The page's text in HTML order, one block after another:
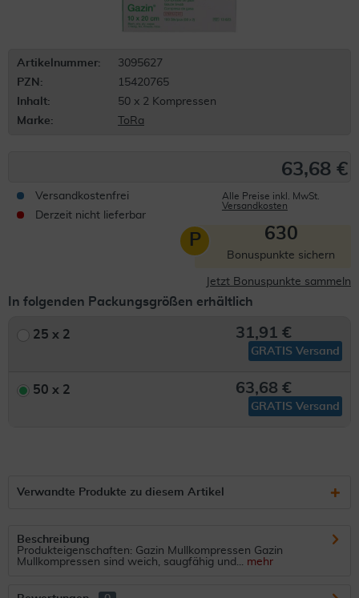
Artikelnummer:
3095627
PZN:
15420765
Inhalt:
50 x 2 Kompressen
Marke:
ToRa
63,68 €
Versandkostenfrei
Derzeit nicht lieferbar
Alle Preise inkl. MwSt.
Versandkosten
P 630
Bonuspunkte sichern
Jetzt Bonuspunkte sammeln
In folgenden Packungsgrößen erhältlich
25 x 2 31,91 €
GRATIS Versand
50 x 2 63,68 €
GRATIS Versand
Verwandte Produkte zu diesem Artikel
Beschreibung
Produkteigenschaften: Gazin Mullkompressen Gazin
Mullkompressen sind weich, saugfähig und... mehr